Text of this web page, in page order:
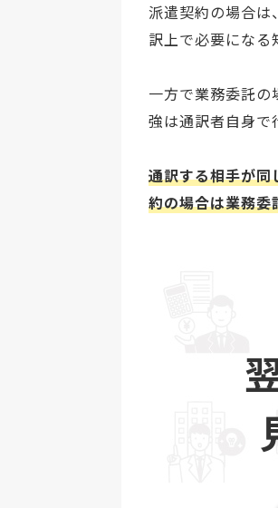
派遣契約の場合は
訳上で必要になる
一方で業務委託
強は通訳者自身で
通訳する相手が
約の場合は業務委